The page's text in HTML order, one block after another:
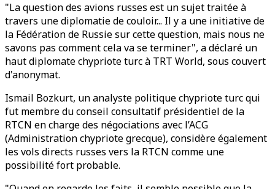
"La question des avions russes est un sujet traitée à
travers une diplomatie de couloir... Il y a une initiative de
la Fédération de Russie sur cette question, mais nous ne
savons pas comment cela va se terminer", a déclaré un
haut diplomate chypriote turc à TRT World, sous couvert
d'anonymat.
Ismail Bozkurt, un analyste politique chypriote turc qui
fut membre du conseil consultatif présidentiel de la
RTCN en charge des négociations avec l’ACG
(Administration chypriote grecque), considère également
les vols directs russes vers la RTCN comme une
possibilité fort probable.